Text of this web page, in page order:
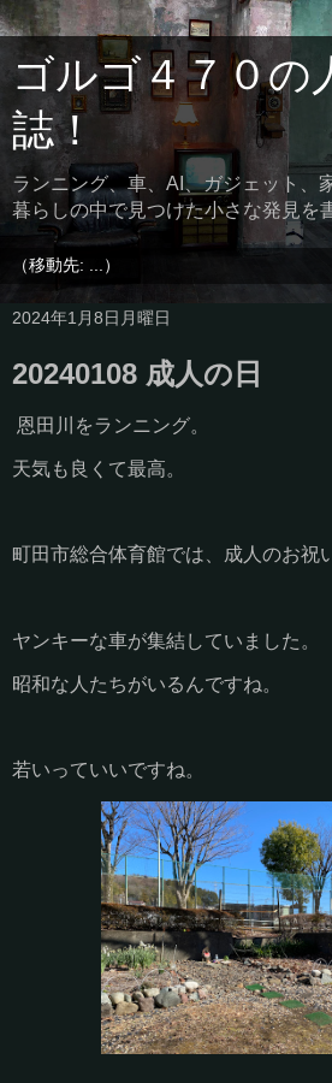
ゴルゴ４７０の
誌！
ランニング、車、AI、ガジェット、
暮らしの中で見つけた小さな発見を
2024年1月8日月曜日
20240108 成人の日
恩田川をランニング。
天気も良くて最高。
町田市総合体育館では、成人のお祝
ヤンキーな車が集結していました。
昭和な人たちがいるんですね。
若いっていいですね。